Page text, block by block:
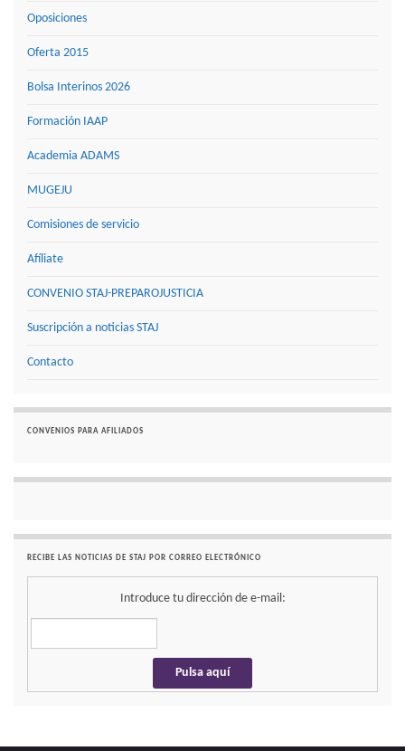
Oposiciones
Oferta 2015
Bolsa Interinos 2026
Formación IAAP
Academia ADAMS
MUGEJU
Comisiones de servicio
Afíliate
CONVENIO STAJ-PREPAROJUSTICIA
Suscripción a noticias STAJ
Contacto
CONVENIOS PARA AFILIADOS
RECIBE LAS NOTICIAS DE STAJ POR CORREO ELECTRÓNICO
Introduce tu dirección de e-mail: